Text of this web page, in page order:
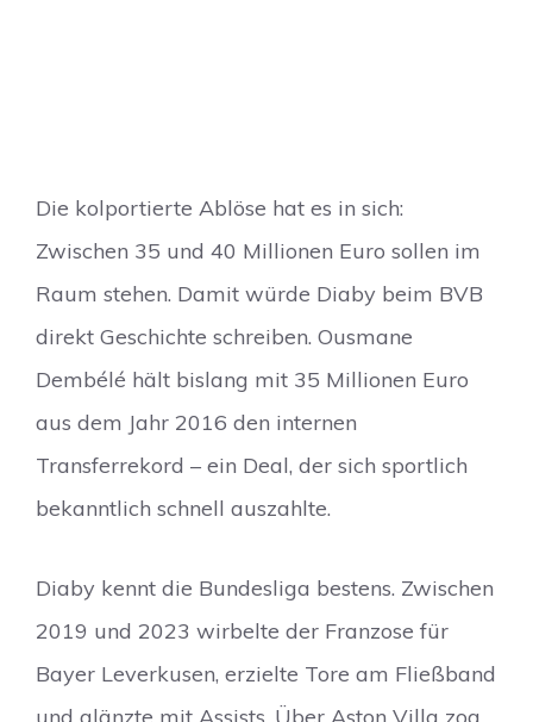
Die kolportierte Ablöse hat es in sich:
Zwischen 35 und 40 Millionen Euro sollen im
Raum stehen. Damit würde Diaby beim BVB
direkt Geschichte schreiben. Ousmane
Dembélé hält bislang mit 35 Millionen Euro
aus dem Jahr 2016 den internen
Transferrekord – ein Deal, der sich sportlich
bekanntlich schnell auszahlte.
Diaby kennt die Bundesliga bestens. Zwischen
2019 und 2023 wirbelte der Franzose für
Bayer Leverkusen, erzielte Tore am Fließband